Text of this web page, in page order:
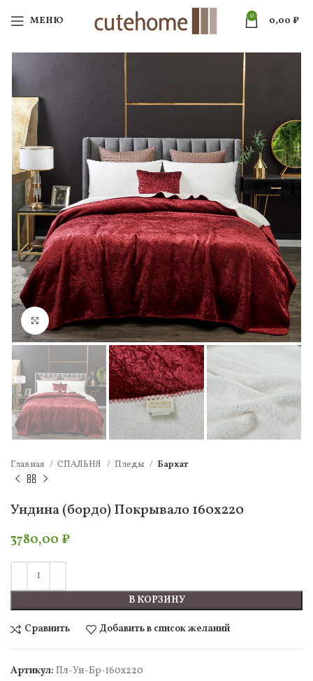
МЕНЮ 0 0,00 ₽
Нажмите, чтобы увеличить
Главная СПАЛЬНЯ Пледы Бархат
Ундина (бордо) Покрывало 160х220
3780,00 ₽
В КОРЗИНУ
Сравнить Добавить в список желаний
Артикул: Пл-Ун-Бр-160х220